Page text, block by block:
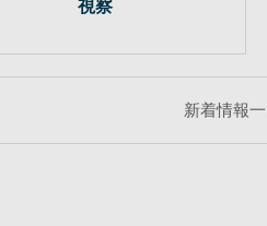
視察
新着情報